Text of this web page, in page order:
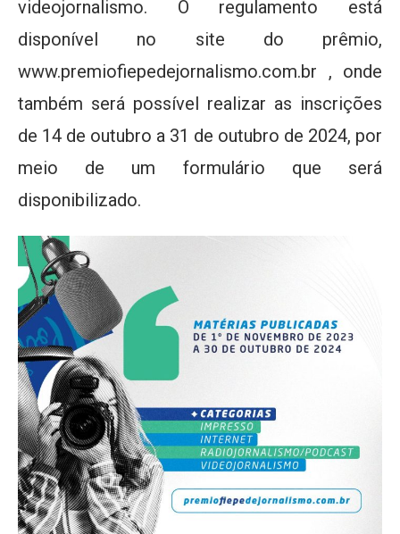
videojornalismo. O regulamento está
disponível no site do prêmio,
www.premiofiepedejornalismo.com.br , onde
também será possível realizar as inscrições
de 14 de outubro a 31 de outubro de 2024, por
meio de um formulário que será
disponibilizado.